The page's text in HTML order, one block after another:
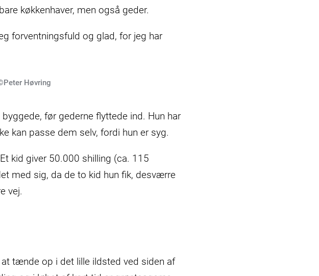
køkkenhaver, men også geder.
forventningsfuld og glad, for jeg har
Høvring
før gederne flyttede ind. Hun har
kan passe dem selv, fordi hun er syg.
kid giver 50.000 shilling (ca. 115
med sig, da de to kid hun fik, desværre
vej.
tænde op i det lille ildsted ved siden af